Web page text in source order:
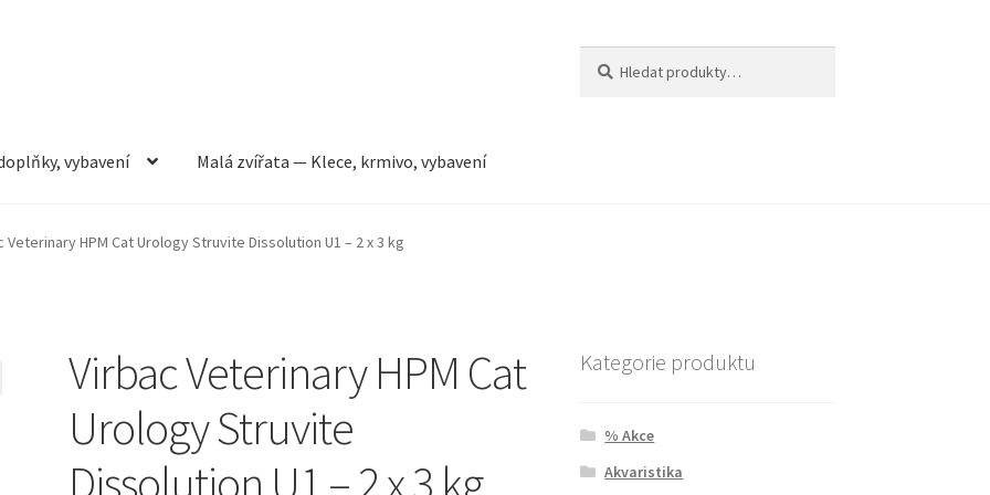
vybavení Malá zvířata — Klece, krmivo, vybavení
vybavení Můj účet Obchod Pokladna Vše pro kočky
Veterinary HPM Cat Urology Struvite Dissolution U1 – 2 x 3 kg
Virbac Veterinary HPM Cat
Urology Struvite
Dissolution U1 – 2 x 3 kg
Kategorie produktu
% Akce
Akvaristika